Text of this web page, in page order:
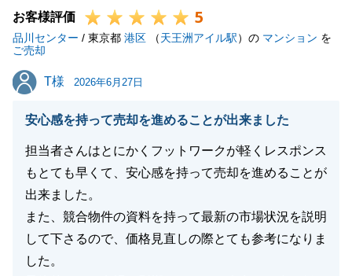
軽にご連絡いただけますと幸いです。
何卒宜しくお願い致します。
お客様評価 5
品川センター / 東京都 港区 （天王洲アイル駅）の マンション を
ご売却
T様
T様 2026年6月27日
安心感を持って売却を進めることが出来ました
担当者さんはとにかくフットワークが軽くレスポンス
もとても早くて、安心感を持って売却を進めることが
出来ました。
また、競合物件の資料を持って最新の市場状況を説明
して下さるので、価格見直しの際とても参考になりま
した。